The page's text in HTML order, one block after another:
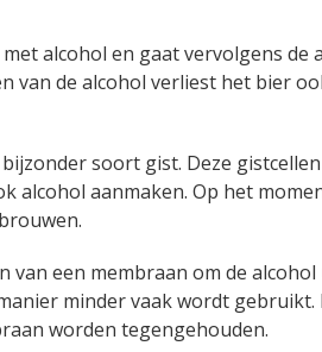
alcohol en gaat vervolgens
van de alcohol verliest het bier
soort gist. Deze
alcohol aanmaken. Op het
van een membraan om de
minder vaak wordt gebruikt.
worden tegengehouden.